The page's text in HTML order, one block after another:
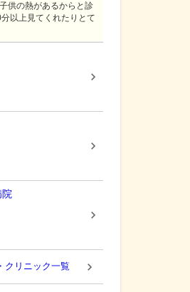
供の熱があるからと診
以上見てくれたりとて
院
クリニック一覧